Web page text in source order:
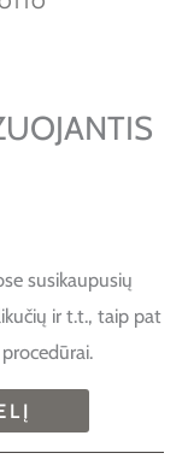
susikaupusių
ir t.t., taip pat